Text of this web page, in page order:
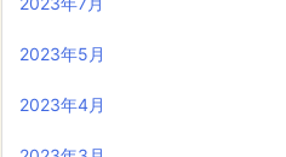
2023年5月
2023年4月